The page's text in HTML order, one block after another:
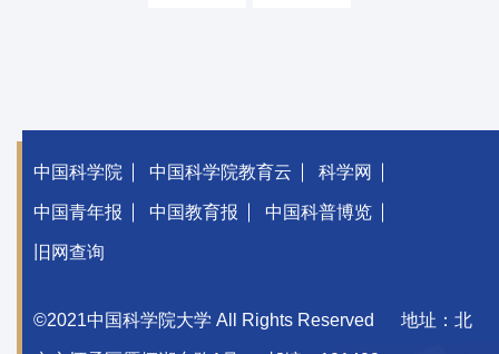
中国科学院 中国科学院教育云 科学网
中国青年报 中国教育报 中国科普博览
旧网查询
©2021中国科学院大学 All Rights Reserved 地址：北